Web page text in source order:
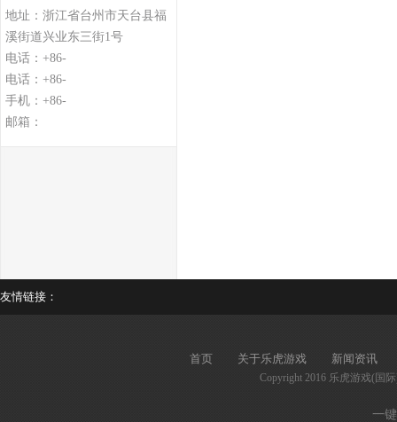
地址：浙江省台州市天台县福
溪街道兴业东三街1号
电话：+86-
电话：+86-
手机：+86-
邮箱：
友情链接：
首页 关于乐虎游戏 新闻资讯
Copyright 2016 乐虎游戏(国
一